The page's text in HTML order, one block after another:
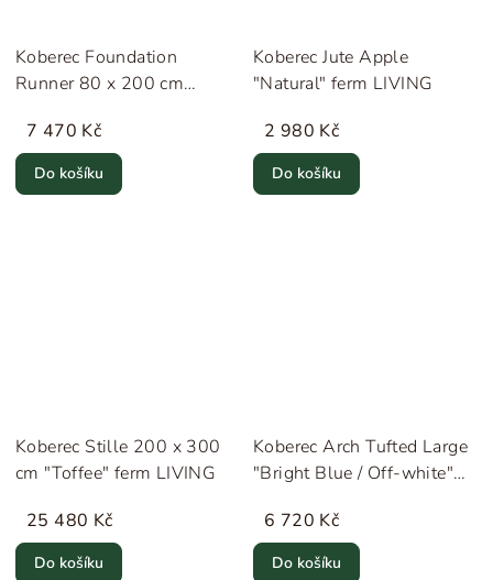
Koberec Foundation
Runner 80 x 200 cm
7 470 Kč
Do košíku
Koberec Jute Apple
"Natural" ferm LIVING
2 980 Kč
Do košíku
Koberec Stille 200 x 300
cm "Toffee" ferm LIVING
25 480 Kč
Do košíku
Koberec Arch Tufted Large
"Bright Blue / Off-white"
6 720 Kč
Do košíku